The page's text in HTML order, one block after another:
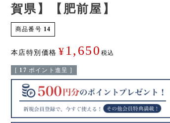
賀県】【肥前屋】
商品番号 14
本店特別価格 ¥ 1,650 税込
[ 17 ポイント進呈 ]